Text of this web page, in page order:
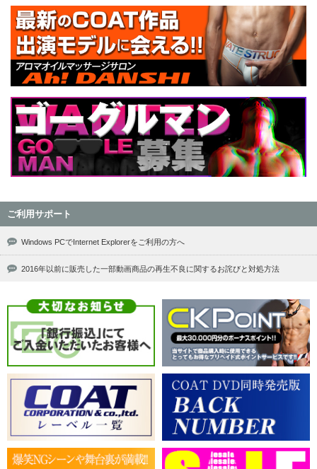
ご利用サポート
Windows PCでInternet Explorerをご利用の方へ
2016年以前に販売した一部動画商品の再生不良に関するお詫びと対処方法